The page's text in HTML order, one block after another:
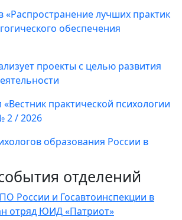
«Распространение лучших практик
обеспечения
проекты с целью развития
практической психологии
2 / 2026
образования России в
отделений
России и Госавтоинспекции в
отряд ЮИД «Патриот»